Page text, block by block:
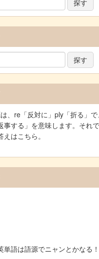
、re「反対に」ply「折る」
事する」を意味します。それ
はこちら。
語は語源でニャンとかなる！